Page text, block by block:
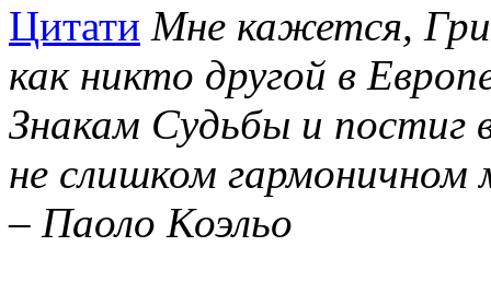
Цитати Мне кажется,
как никто другой в
Знакам Судьбы и
не слишком гармоничном
– Паоло Коэльо